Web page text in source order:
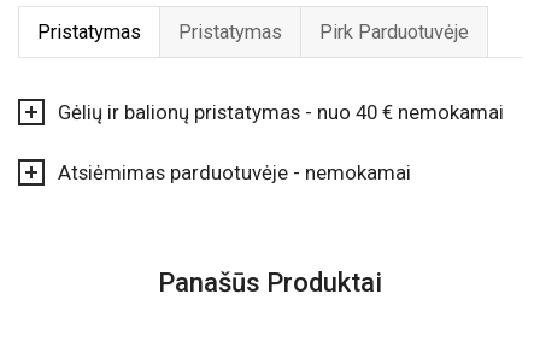
Pristatymas Pristatymas Pirk Parduotuvėje
Gėlių ir balionų pristatymas - nuo 40 € nemokamai
Atsiėmimas parduotuvėje - nemokamai
Panašūs Produktai